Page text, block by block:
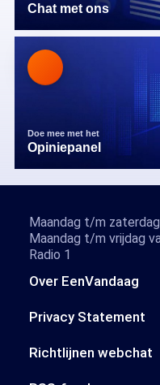
Chat met ons
Doe mee met het
Opiniepanel
Over EenVandaag
Privacy Statement
Richtlijnen webchat
Maandag t/m
Maandag t/m vrijdag
Radio 1